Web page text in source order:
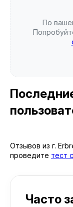
По
Отзывов из г.
проведите тест
Часто